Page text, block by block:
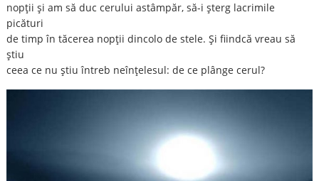
nopţii şi am să duc cerului astâmpăr, să-i şterg lacrimile
picături
de timp în tăcerea nopţii dincolo de stele. Şi fiindcă vreau să
ştiu
ceea ce nu ştiu întreb neînţelesul: de ce plânge cerul?